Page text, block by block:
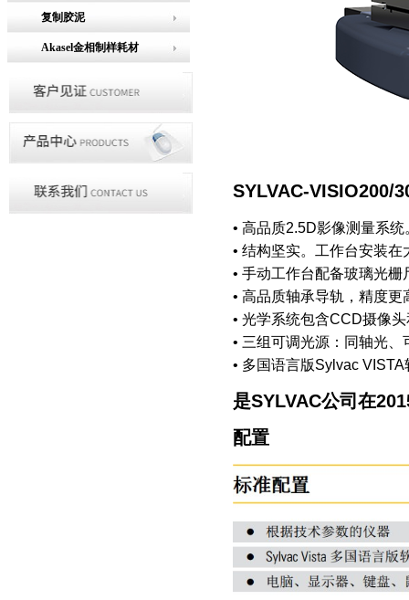
复制胶泥
Akasel金相制样耗材
SYLVAC-VISIO200/
• 高品质2.5D影像测量系统
• 结构坚实。工作台安装
• 手动工作台配备玻璃光
• 高品质轴承导轨，精度更
• 光学系统包含CCD摄像
• 三组可调光源：同轴光
• 多国语言版Sylvac
是SYLVAC公司在
配置